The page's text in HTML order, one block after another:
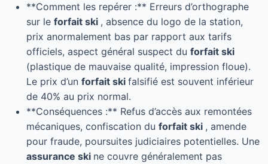
**Comment les repérer :** Erreurs d’orthographe
sur le forfait ski , absence du logo de la station,
prix anormalement bas par rapport aux tarifs
officiels, aspect général suspect du forfait ski
(plastique de mauvaise qualité, impression floue).
Le prix d’un forfait ski falsifié est souvent inférieur
de 40% au prix normal.
**Conséquences :** Refus d’accès aux remontées
mécaniques, confiscation du forfait ski , amende
pour fraude, poursuites judiciaires potentielles. Une
assurance ski ne couvre généralement pas